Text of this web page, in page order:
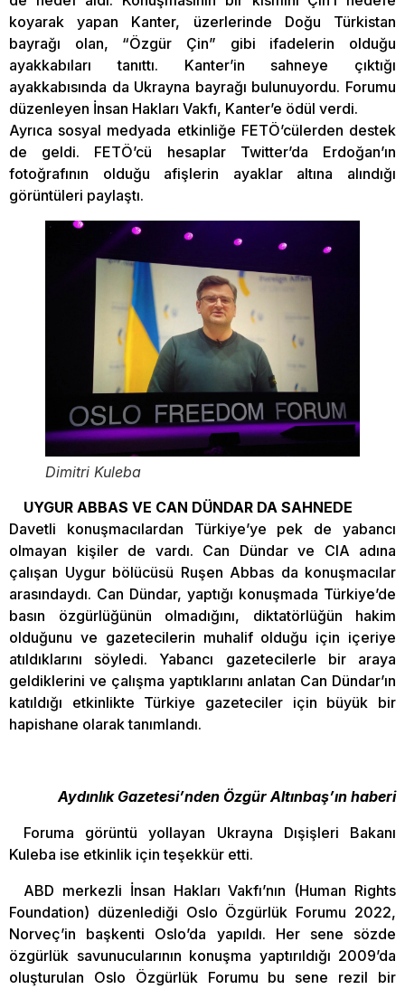
koyarak yapan Kanter, üzerlerinde Doğu Türkistan
bayrağı olan, “Özgür Çin” gibi ifadelerin olduğu
ayakkabıları tanıttı. Kanter’in sahneye çıktığı
ayakkabısında da Ukrayna bayrağı bulunuyordu. Forumu
düzenleyen İnsan Hakları Vakfı, Kanter’e ödül verdi.
Ayrıca sosyal medyada etkinliğe FETÖ’cülerden destek
de geldi. FETÖ’cü hesaplar Twitter’da Erdoğan’ın
fotoğrafının olduğu afişlerin ayaklar altına alındığı
görüntüleri paylaştı.
Dimitri Kuleba
UYGUR ABBAS VE CAN DÜNDAR DA SAHNEDE
Davetli konuşmacılardan Türkiye’ye pek de yabancı
olmayan kişiler de vardı. Can Dündar ve CIA adına
çalışan Uygur bölücüsü Ruşen Abbas da konuşmacılar
arasındaydı. Can Dündar, yaptığı konuşmada Türkiye’de
basın özgürlüğünün olmadığını, diktatörlüğün hakim
olduğunu ve gazetecilerin muhalif olduğu için içeriye
atıldıklarını söyledi. Yabancı gazetecilerle bir araya
geldiklerini ve çalışma yaptıklarını anlatan Can Dündar’ın
katıldığı etkinlikte Türkiye gazeteciler için büyük bir
hapishane olarak tanımlandı.
Aydınlık Gazetesi’nden Özgür Altınbaş’ın haberi
Foruma görüntü yollayan Ukrayna Dışişleri Bakanı
Kuleba ise etkinlik için teşekkür etti.
ABD merkezli İnsan Hakları Vakfı’nın (Human Rights
Foundation) düzenlediği Oslo Özgürlük Forumu 2022,
Norveç’in başkenti Oslo’da yapıldı. Her sene sözde
özgürlük savunucularının konuşma yaptırıldığı 2009’da
oluşturulan Oslo Özgürlük Forumu bu sene rezil bir